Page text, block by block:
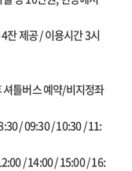
잔 제공 / 이용시간 3시
틀버스 예약/비지정좌
/ 09:30 / 10:30 / 11:
/ 14:00 / 15:00 / 16: